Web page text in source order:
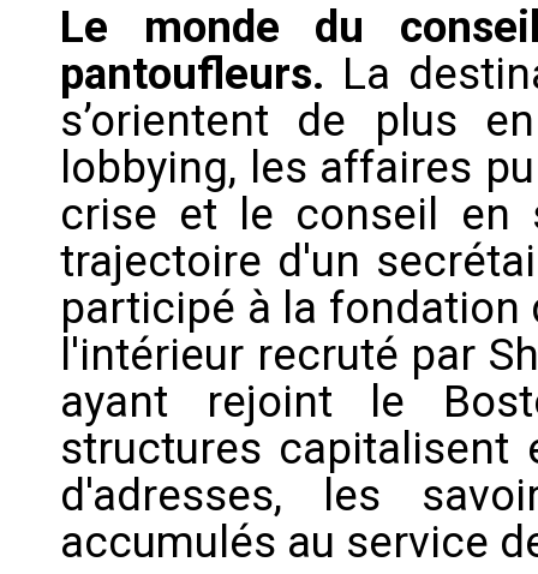
Le monde du
pantoufleurs. La
s’orientent de plus
lobbying, les affaires
crise et le conseil en
trajectoire d'un
participé à la fondation
l'intérieur recruté par
ayant rejoint le
structures capitalisent
d'adresses, les
accumulés au service